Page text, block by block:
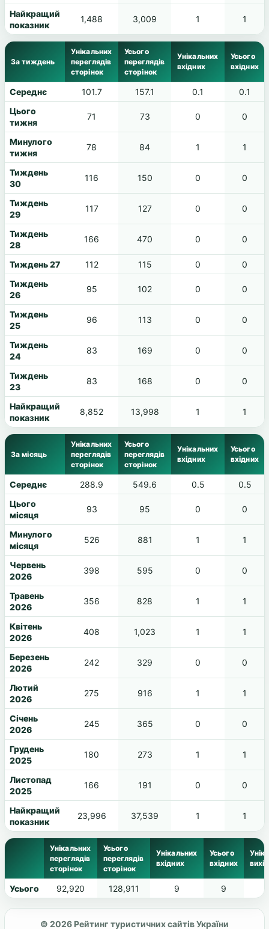
Найкращий
показник
1,488 3,009 1 1
За тиждень
Унікальних
переглядів
сторінок
Усього
переглядів
сторінок
Унікальних
вхідних
Усього
вхідних
Середнє 101.7 157.1 0.1
0.1
Цього
тижня
71 73 0 0
Минулого
тижня
78 84 1 1
Тиждень
30
116 150 0 0
Тиждень
29
117 127 0 0
Тиждень
28
166 470 0 0
Тиждень 27 112 115 0
0
Тиждень
26
95 102 0 0
Тиждень
25
96 113 0 0
Тиждень
24
83 169 0 0
Тиждень
23
83 168 0 0
Найкращий
показник
8,852 13,998 1 1
За місяць
Унікальних
переглядів
сторінок
Усього
переглядів
сторінок
Унікальних
вхідних
Усього
вхідних
Середнє 288.9 549.6 0.5
0.5
Цього
місяця
93 95 0 0
Минулого
місяця
526 881 1 1
Червень
2026
398 595 0 0
Травень
2026
356 828 1 1
Квітень
2026
408 1,023 1 1
Березень
2026
242 329 0 0
Лютий
2026
275 916 1 1
Січень
2026
245 365 0 0
Грудень
2025
180 273 1 1
Листопад
2025
166 191 0 0
Найкращий
показник
23,996 37,539 1 1
Унікальних
переглядів
сторінок
Усього
переглядів
сторінок
Унікальних
вхідних
Усього
вхідних
Усього 92,920 128,911 9 9
© 2026 Рейтинг туристичних сайтів України